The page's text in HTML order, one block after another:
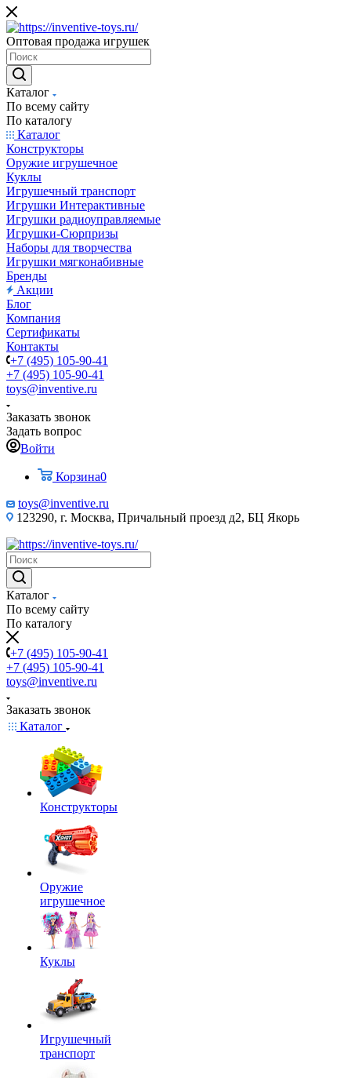
Оптовая продажа игрушек
Каталог
По всему сайту
По каталогу
Каталог
Конструкторы
Оружие игрушечное
Куклы
Игрушечный транспорт
Игрушки Интерактивные
Игрушки радиоуправляемые
Игрушки-Сюрпризы
Наборы для творчества
Игрушки мягконабивные
Бренды
Акции
Блог
Компания
Сертификаты
Контакты
+7 (495) 105-90-41
+7 (495) 105-90-41
toys@inventive.ru
Заказать звонок
Задать вопрос
Войти
Корзина0
toys@inventive.ru
123290, г. Москва, Причальный проезд д2, БЦ Якорь
Каталог
По всему сайту
По каталогу
+7 (495) 105-90-41
+7 (495) 105-90-41
toys@inventive.ru
Заказать звонок
Каталог
Конструкторы
Оружие
игрушечное
Куклы
Игрушечный
транспорт